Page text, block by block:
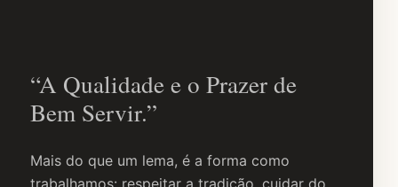
“A Qualidade e o Prazer de
Bem Servir.”
Mais do que um lema, é a forma como